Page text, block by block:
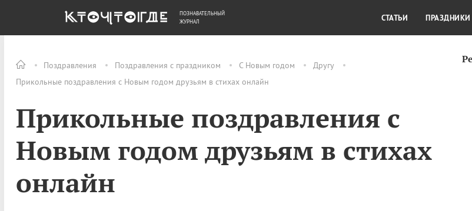
Поздравления Поздравления с праздником С Новым годом
Другу
Прикольные поздравления с Новым годом друзьям в стихах онлайн
Прикольные поздравления с
Новым годом друзьям в стихах
онлайн
ОБЩЕСТВО ДЕНЬГИ КУЛЬТУРА
ПОЗНАВАТЕЛЬНЫЙ
ЖУРНАЛ
СТАТЬИ ПРАЗДНИКИ